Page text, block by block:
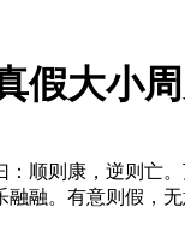
假大小
则康，逆则亡
融。有意则假，